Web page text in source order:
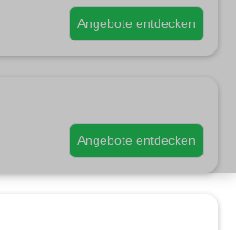
Angebote entdecken
Angebote entdecken